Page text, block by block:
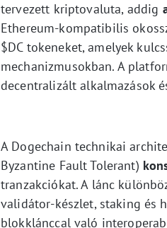
tervezett kriptovaluta, addig
Ethereum-kompatibilis
$DC tokeneket, amelyek
mechanizmusokban. A
decentralizált alkalmazások
A Dogechain technikai
Byzantine Fault Tolerant)
tranzakciókat. A lánc
validátor-készlet, staking és
blokklánccal való